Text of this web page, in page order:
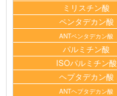
ミリスチン酸
ペンタデカン酸
ANTペンタデカン酸
パルミチン酸
ISOパルミチン酸
ヘプタデカン酸
ANTヘプタデカン酸